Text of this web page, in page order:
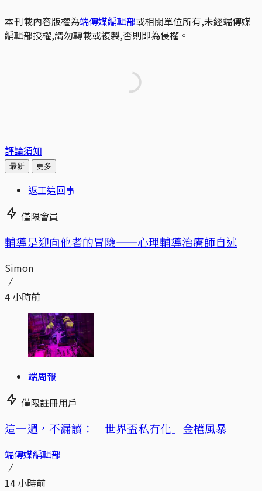
本刊載內容版權為端傳媒編輯部或相關單位所有,未經端傳媒
編輯部授權,請勿轉載或複製,否則即為侵權。
評論須知
最新 更多
返工這回事
僅限會員
輔導是迎向他者的冒險——心理輔導治療師自述
Simon
4 小時前
端周報
僅限註冊用戶
這一週，不漏讀：「世界盃私有化」金權風暴
端傳媒編輯部
14 小時前